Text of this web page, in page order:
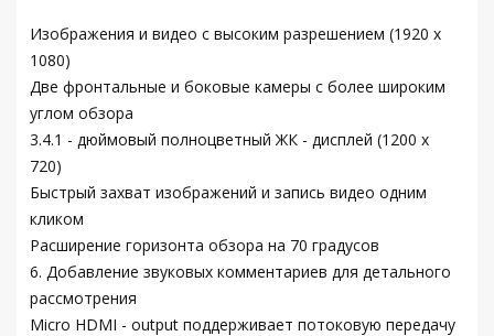
Изображения и видео с высоким разрешением (1920 x
1080)
Две фронтальные и боковые камеры с более широким
углом обзора
3.4.1 - дюймовый полноцветный ЖК - дисплей (1200 x
720)
Быстрый захват изображений и запись видео одним
кликом
Расширение горизонта обзора на 70 градусов
6. Добавление звуковых комментариев для детального
рассмотрения
Micro HDMI - output поддерживает потоковую передачу